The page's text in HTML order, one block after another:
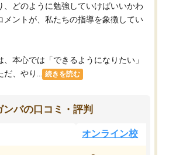
、どのように勉強していけばいいかわ
メントが、私たちの指導を象徴してい
本心では「できるようになりたい」
、やり...
続きを読む
バの口コミ・評判
オンライン校